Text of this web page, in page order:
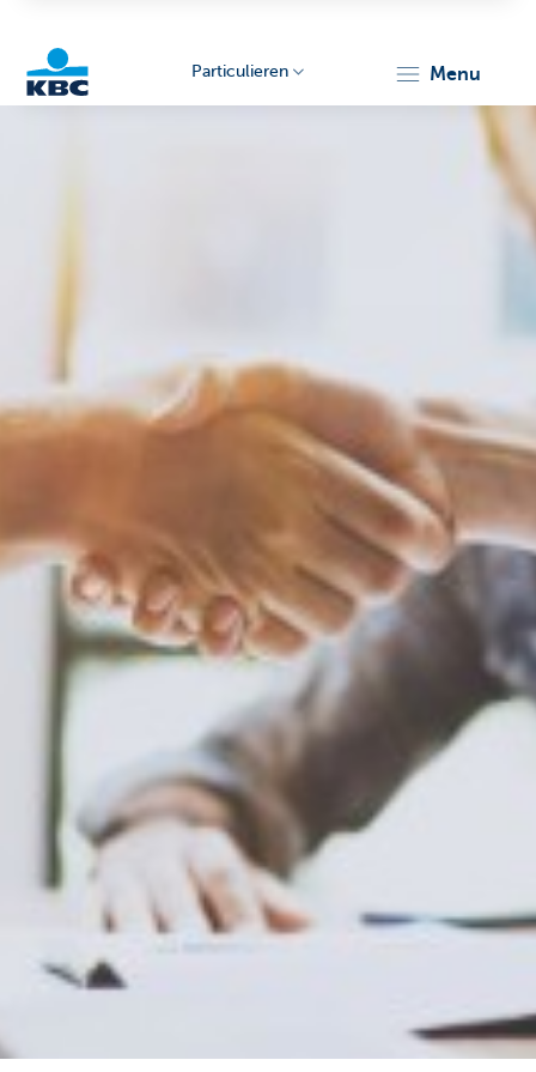
Particulieren menu